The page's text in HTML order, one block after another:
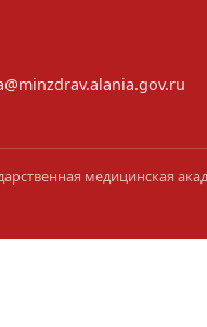
медицинская